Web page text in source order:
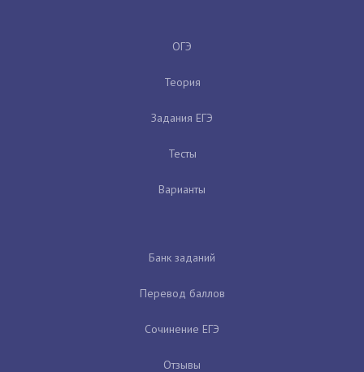
ОГЭ
Теория
Задания ЕГЭ
Тесты
Варианты
Банк заданий
Перевод баллов
Сочинение ЕГЭ
Отзывы